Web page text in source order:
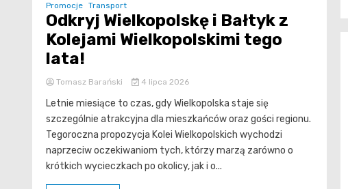
Promocje Transport
Odkryj Wielkopolskę i Bałtyk z
Kolejami Wielkopolskimi tego
lata!
Tomasz Barański 4 lipca 2026
Letnie miesiące to czas, gdy Wielkopolska staje się
szczególnie atrakcyjna dla mieszkańców oraz gości regionu.
Tegoroczna propozycja Kolei Wielkopolskich wychodzi
naprzeciw oczekiwaniom tych, którzy marzą zarówno o
krótkich wycieczkach po okolicy, jak i o...